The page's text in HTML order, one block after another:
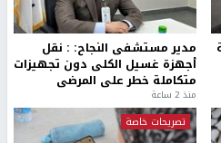
مدير مستشفى النجاح: : نقل
أجهزة غسيل الكلى دون تجهيزات
متكاملة خطر على المرضى
منذ 2 ساعة
تصريحات خاصة